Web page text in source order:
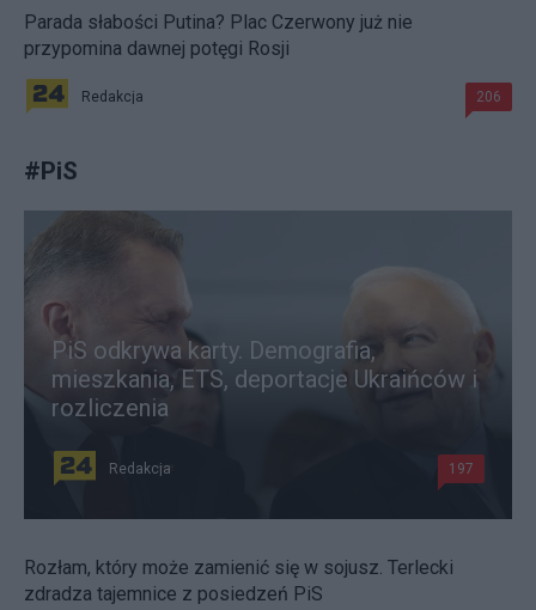
Parada słabości Putina? Plac Czerwony już nie
przypomina dawnej potęgi Rosji
Redakcja 206
#PiS
PiS odkrywa karty. Demografia,
mieszkania, ETS, deportacje Ukraińców i
rozliczenia
Redakcja 197
Rozłam, który może zamienić się w sojusz. Terlecki
zdradza tajemnice z posiedzeń PiS